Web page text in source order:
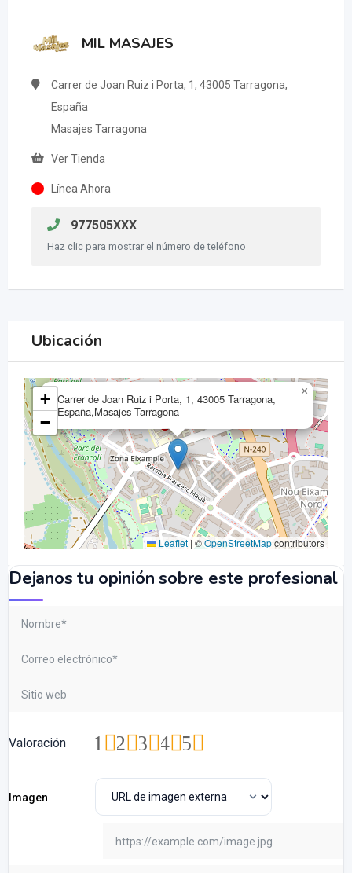
MIL MASAJES
Carrer de Joan Ruiz i Porta, 1, 43005 Tarragona,
España
Masajes Tarragona
Ver Tienda
Línea Ahora
977505XXX
Haz clic para mostrar el número de teléfono
Ubicación
Carrer de Joan Ruiz i Porta, 1, 43005 Tarragona,
España,Masajes Tarragona
×
+
−
Leaflet | ©OpenStreetMapcontributors
Dejanos tu opinión sobre este profesional
Valoración 5
4
3
2
1
Imagen